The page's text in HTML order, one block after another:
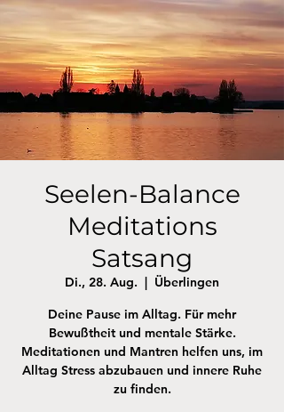
Seelen-Balance
Meditations
Satsang
Di., 28. Aug.
  |
Überlingen
Deine Pause im Alltag. Für mehr
Bewußtheit und mentale Stärke.
Meditationen und Mantren helfen uns, im
Alltag Stress abzubauen und innere Ruhe
zu finden.